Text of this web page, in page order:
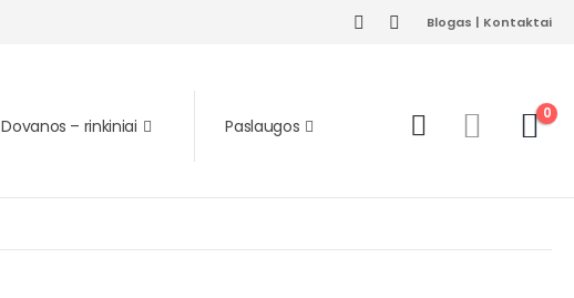
Blogas | Kontaktai
Dovanos – rinkiniai Paslaugos
0